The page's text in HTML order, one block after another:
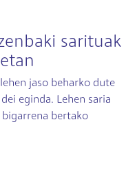
sarituak
jaso beharko dute
eginda. Lehen saria
bigarrena bertako